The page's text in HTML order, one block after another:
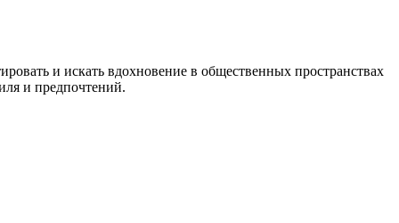
и искать вдохновение в общественных пространствах
и предпочтений.